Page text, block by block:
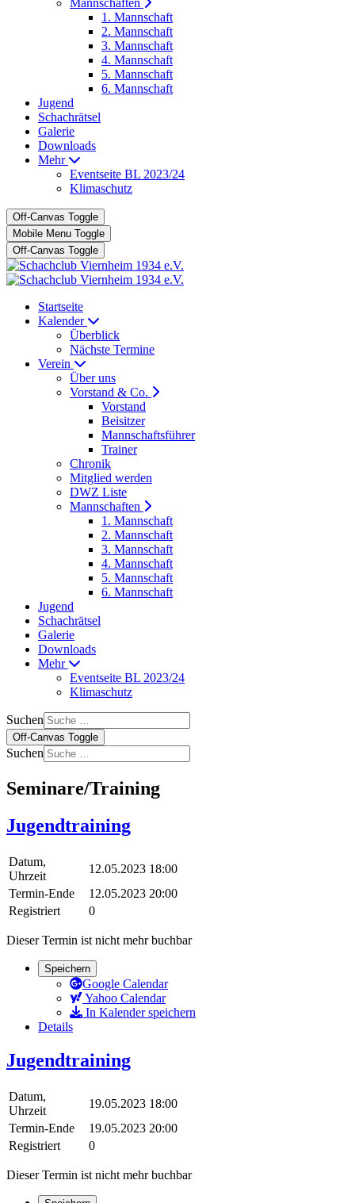
Mannschaften
1. Mannschaft
2. Mannschaft
3. Mannschaft
4. Mannschaft
5. Mannschaft
6. Mannschaft
Jugend
Schachrätsel
Galerie
Downloads
Mehr
Eventseite BL 2023/24
Klimaschutz
Off-Canvas Toggle
Mobile Menu Toggle
Off-Canvas Toggle
Startseite
Kalender
Überblick
Nächste Termine
Verein
Über uns
Vorstand & Co.
Vorstand
Beisitzer
Mannschaftsführer
Trainer
Chronik
Mitglied werden
DWZ Liste
Mannschaften
1. Mannschaft
2. Mannschaft
3. Mannschaft
4. Mannschaft
5. Mannschaft
6. Mannschaft
Jugend
Schachrätsel
Galerie
Downloads
Mehr
Eventseite BL 2023/24
Klimaschutz
Suchen
Off-Canvas Toggle
Suchen
Seminare/Training
Jugendtraining
Datum,
Uhrzeit
12.05.2023 18:00
Termin-Ende
12.05.2023 20:00
Registriert
0
Dieser Termin ist nicht mehr buchbar
Speichern
Google Calendar
Yahoo Calendar
In Kalender speichern
Details
Jugendtraining
Datum,
Uhrzeit
19.05.2023 18:00
Termin-Ende
19.05.2023 20:00
Registriert
0
Dieser Termin ist nicht mehr buchbar